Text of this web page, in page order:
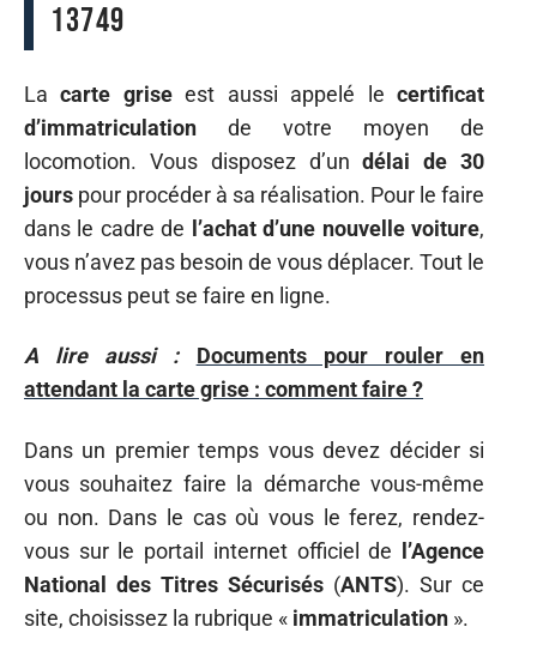
13749
Lacarte griseest aussi appelé lecertificat
d’immatriculation de votre moyen de
locomotion. Vous disposez d’undélai de 30
jours pour procéder à sa réalisation. Pour le faire
dans le cadre de l’achat d’une nouvelle voiture,
vous n’avez pas besoin de vous déplacer. Tout le
processus peut se faire en ligne.
A lire aussi :
Documents pour rouler en
attendant la carte grise : comment faire ?
Dans un premier temps vous devez décider si
vous souhaitez faire la démarche vous-même
ou non. Dans le cas où vous le ferez, rendez-
vous sur le portail internet officiel de l’Agence
National des Titres Sécurisés (ANTS). Sur ce
site, choisissez la rubrique « immatriculation ».